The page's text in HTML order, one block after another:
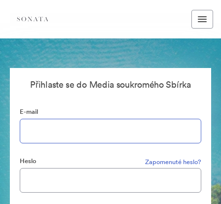
Přihlaste se do Media soukromého Sbírka
E-mail
Heslo Zapomenuté heslo?